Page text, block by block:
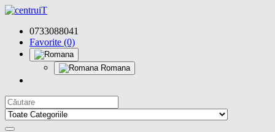
0733088041
Favorite (0)
Romana